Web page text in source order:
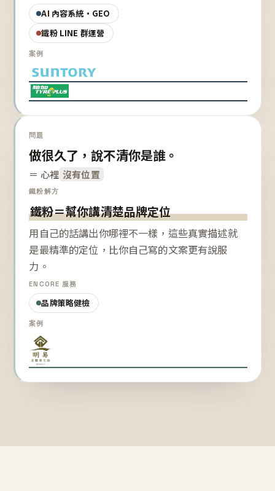
AI 內容系統・GEO
鐵粉 LINE 群運營
案例
問題
做很久了，說不清你是誰。
＝ 心裡 沒有位置
鐵粉解方
鐵粉＝幫你講清楚品牌定位
用自己的話講出你哪裡不一樣，這些真實描述就
是最精準的定位，比你自己寫的文案更有說服
力。
ENCORE 服務
品牌策略健檢
案例